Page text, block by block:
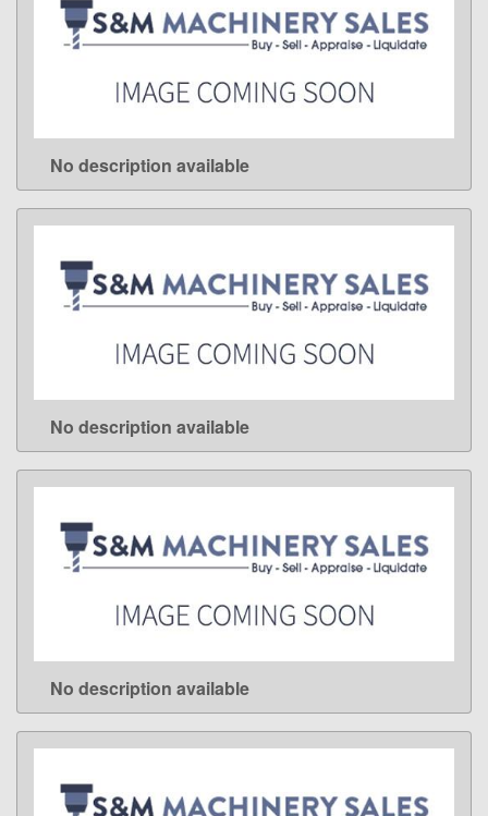
LEARN MORE
No description available
LEARN MORE
No description available
LEARN MORE
No description available